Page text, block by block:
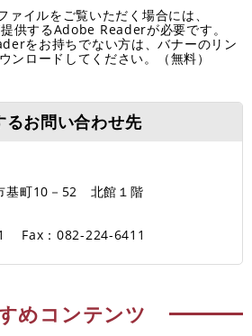
ァイルをご覧いただく場合には、
供するAdobe Readerが必要です。
をお持ちでない方は、バナーのリン
ンロードしてください。（無料）
るお問い合わせ先
基町10－52 北館１階
Fax：082-224-6411
めコンテンツ